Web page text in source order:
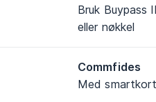
Bruk Buypass
eller nøkkel
Commfides
Med smartkort